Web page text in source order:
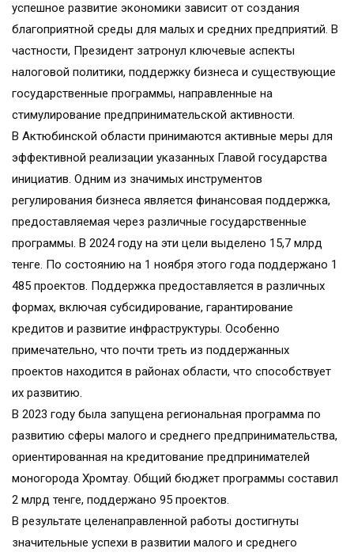
успешное развитие экономики зависит от создания
благоприятной среды для малых и средних предприятий. В
частности, Президент затронул ключевые аспекты
налоговой политики, поддержку бизнеса и существующие
государственные программы, направленные на
стимулирование предпринимательской активности.
В Актюбинской области принимаются активные меры для
эффективной реализации указанных Главой государства
инициатив. Одним из значимых инструментов
регулирования бизнеса является финансовая поддержка,
предоставляемая через различные государственные
программы. В 2024 году на эти цели выделено 15,7 млрд
тенге. По состоянию на 1 ноября этого года поддержано 1
485 проектов. Поддержка предоставляется в различных
формах, включая субсидирование, гарантирование
кредитов и развитие инфраструктуры. Особенно
примечательно, что почти треть из поддержанных
проектов находится в районах области, что способствует
их развитию.
В 2023 году была запущена региональная программа по
развитию сферы малого и среднего предпринимательства,
ориентированная на кредитование предпринимателей
моногорода Хромтау. Общий бюджет программы составил
2 млрд тенге, поддержано 95 проектов.
В результате целенаправленной работы достигнуты
значительные успехи в развитии малого и среднего